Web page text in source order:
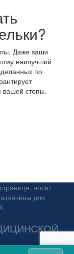
Даже ваши
наилучший
по
вашей стопы.
носят
для